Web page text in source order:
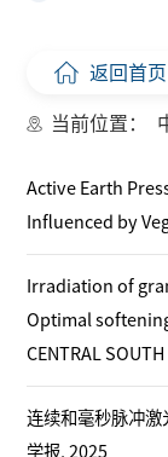
返回首页
当前位置：
Active Earth
Influenced by
Irradiation of
Optimal
CENTRAL
连续和毫秒脉冲
学报, 2025